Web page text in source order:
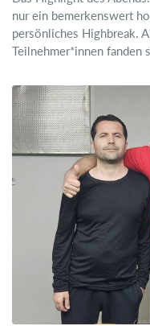
nur ein bemerkenswert
persönliches Highbreak.
Teilnehmer*innen fanden